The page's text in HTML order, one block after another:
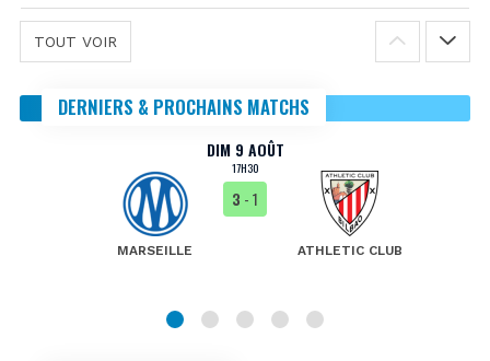
TOUT VOIR
DERNIERS & PROCHAINS MATCHS
DIM 9 AOÛT
17H30
MARSEILLE
3 - 1
ATHLETIC CLUB